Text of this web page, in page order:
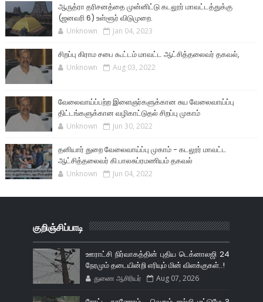
ஆருத்ரா தரிசனத்தை முன்னிட்டு கடலூர் மாவட்டத்துக்கு
(ஜனவரி 6) உள்ளூர் விடுமுறை.
Unknown Jan 04, 2023
சிறப்பு கிராம சபை கூட்டம் மாவட்ட ஆட்சித்தலைவர் தகவல்,
Unknown Aug 03, 2022
வேலைவாய்ப்பற்ற இளைஞர்களுக்கான சுய வேலைவாய்ப்பு
திட்டங்களுக்கான வழிகாட்டுதல் சிறப்பு முகாம்
Unknown Jun 30, 2022
தனியார் துறை வேலைவாய்ப்பு முகாம் - கடலூர் மாவட்ட
ஆட்சித்தலைவர் கி.பாலசுப்ரமணியம் தகவல்
Unknown Jun 04, 2022
குறிஞ்சிப்பாடி
ஊராட்சி நிர்வாகத்தின் புதிய டெக்னாலஜி 24
நேரமும் தடையின்றி எரியும் மின் விளக்குகள்..!
துணை ஆசிரியர் Aug 07, 2026